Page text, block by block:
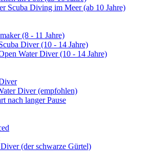
Scuba Diving im Meer (ab 10 Jahre)
(8 - 11 Jahre)
Diver (10 - 14 Jahre)
Water Diver (10 - 14 Jahre)
Diver (empfohlen)
nach langer Pause
(der schwarze Gürtel)